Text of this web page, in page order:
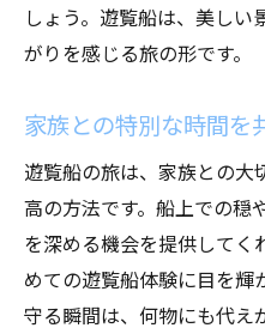
しょう。遊覧船は、美し
がりを感じる旅の形です。
家族との特別な時間を
遊覧船の旅は、家族との大
高の方法です。船上での穏
を深める機会を提供してく
めての遊覧船体験に目を輝
守る瞬間は、何物にも代え